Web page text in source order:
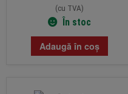
(cu TVA)
În stoc
Adaugă în coș